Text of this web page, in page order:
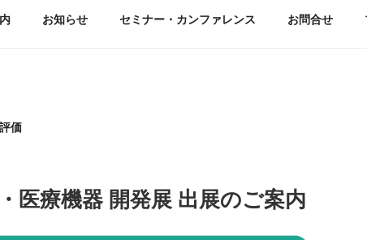
お知らせ セミナー・カンファレンス お問合せ
価
医療機器 開発展 出展のご案内